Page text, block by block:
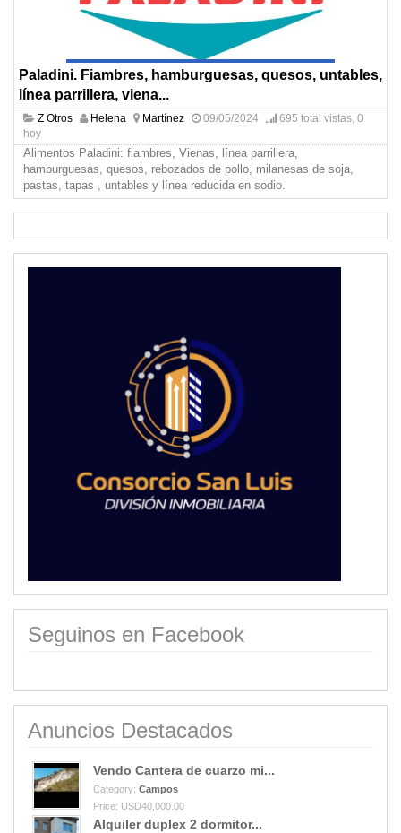
Paladini. Fiambres, hamburguesas, quesos, untables,
línea parrillera, viena...
Z Otros Helena Martínez 09/05/2024
695 total vistas, 0
hoy
Alimentos Paladini: fiambres, Vienas, línea parrillera,
hamburguesas, quesos, rebozados de pollo, milanesas de soja,
pastas, tapas , untables y línea reducida en sodio.
Seguinos en Facebook
Anuncios Destacados
Vendo Cantera de cuarzo mi...
Category: Campos
Price: USD40,000.00
Alquiler duplex 2 dormitor...